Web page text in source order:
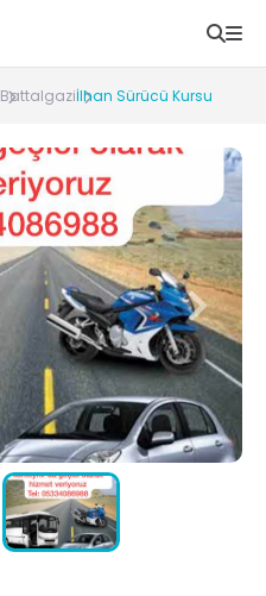
Battalgaziİlhan Sürücü Kursu